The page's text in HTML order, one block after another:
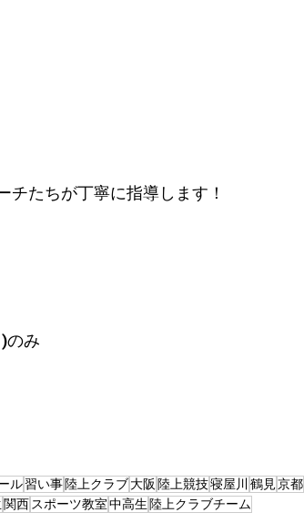
チたちが丁寧に指導します！
のみ
ル習い事陸上クラブ大阪 陸上競技寝屋川 鶴見京都
関西 スポーツ教室中高生 陸上クラブチーム